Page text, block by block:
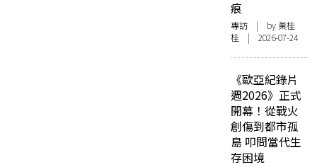
痕
專訪 | by 黃桂
桂 | 2026-07-24
《歐亞紀錄片
週2026》正式
開幕！從戰火
創傷到都市孤
島 叩問當代生
存困境